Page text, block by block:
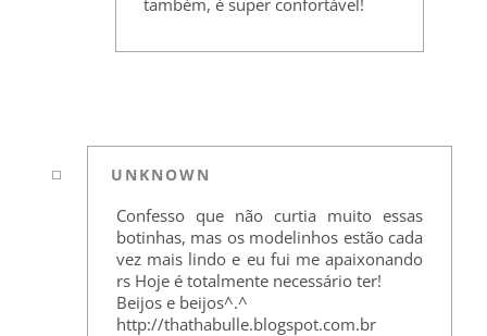
UNKNOWN
Confesso que não curtia muito essas
botinhas, mas os modelinhos estão cada
vez mais lindo e eu fui me apaixonando
rs Hoje é totalmente necessário ter!
Beijos e beijos^.^
http://thathabulle.blogspot.com.br